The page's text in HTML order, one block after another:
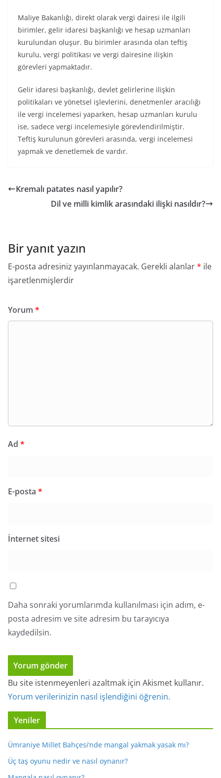
Maliye Bakanlığı, direkt olarak vergi dairesi ile ilgili
birimler, gelir idaresi başkanlığı ve hesap uzmanları
kurulundan oluşur. Bu birimler arasında olan teftiş
kurulu, vergi politikası ve vergi dairesine ilişkin
görevleri yapmaktadır.
Gelir idaresi başkanlığı, devlet gelirlerine ilişkin
politikaları ve yönetsel işlevlerini, denetmenler aracılığı
ile vergi incelemesi yaparken, hesap uzmanları kurulu
ise, sadece vergi incelemesiyle görevlendirilmiştir.
Teftiş kurulunun görevleri arasında, vergi incelemesi
yapmak ve denetlemek de vardır.
Kremalı patates nasıl yapılır?
Dil ve milli kimlik arasındaki ilişki nasıldır?
Bir yanıt yazın
E-posta adresiniz yayınlanmayacak. Gerekli alanlar* ile
işaretlenmişlerdir
Yorum *
Ad *
E-posta *
İnternet sitesi
Daha sonraki yorumlarımda kullanılması için adım, e-
posta adresim ve site adresim bu tarayıcıya
kaydedilsin.
Bu site istenmeyenleri azaltmak için Akismet kullanır.
Yorum verilerinizin nasıl işlendiğini öğrenin.
Yeniler
Ümraniye Millet Bahçesi’nde mangal yakmak yasak mı?
Üç taş oyunu nedir ve nasıl oynanır?